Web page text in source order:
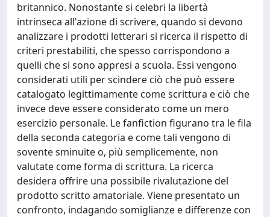
britannico. Nonostante si celebri la libertà
intrinseca all'azione di scrivere, quando si devono
analizzare i prodotti letterari si ricerca il rispetto di
criteri prestabiliti, che spesso corrispondono a
quelli che si sono appresi a scuola. Essi vengono
considerati utili per scindere ciò che può essere
catalogato legittimamente come scrittura e ciò che
invece deve essere considerato come un mero
esercizio personale. Le fanfiction figurano tra le fila
della seconda categoria e come tali vengono di
sovente sminuite o, più semplicemente, non
valutate come forma di scrittura. La ricerca
desidera offrire una possibile rivalutazione del
prodotto scritto amatoriale. Viene presentato un
confronto, indagando somiglianze e differenze con